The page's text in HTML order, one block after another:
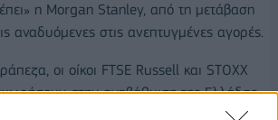
η Morgan Stanley, από τη μετάβαση
αναδυόμενες στις ανεπτυγμένες αγορές.
οι οίκοι FTSE Russell και STOXX
στην αναβάθμιση της Ελλάδας
2026, εξέλιξη που θα μπορούσε να